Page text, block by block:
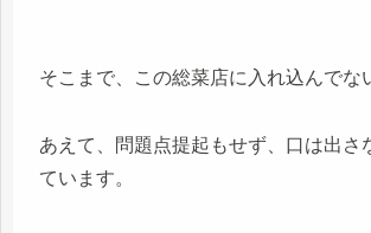
そこまで、この総菜店に入れ込んでな
あえて、問題点提起もせず、口は出さ
ています。